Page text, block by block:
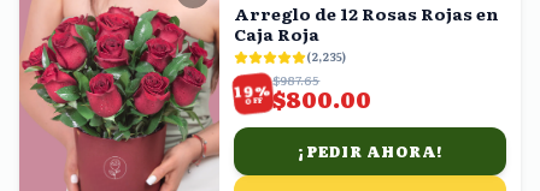
Arreglo de 12 Rosas Rojas en
Caja Roja
(2,235)
19%
OFF
$987.65
$800.00
¡PEDIR AHORA!